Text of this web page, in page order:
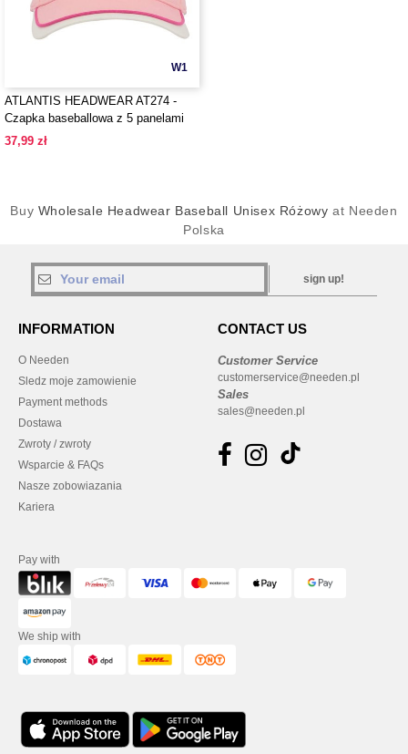
W1
ATLANTIS HEADWEAR AT274 -
Czapka baseballowa z 5 panelami
37,99 zł
Buy Wholesale Headwear Baseball Unisex Różowy at Needen
Polska
sign up!
INFORMATION
O Needen
Sledz moje zamowienie
Payment methods
Dostawa
Zwroty / zwroty
Wsparcie & FAQs
Nasze zobowiazania
Kariera
CONTACT US
Customer Service
customerservice@needen.pl
Sales
sales@needen.pl
Pay with
We ship with